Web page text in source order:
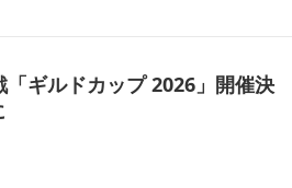
ギルドカップ 2026」開催決